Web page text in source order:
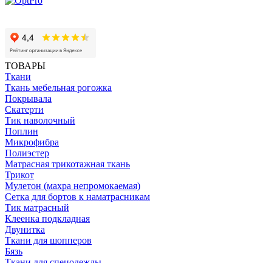
ТОВАРЫ
Ткани
Ткань мебельная рогожка
Покрывала
Скатерти
Тик наволочный
Поплин
Микрофибра
Полиэстер
Матрасная трикотажная ткань
Трикот
Мулетон (махра непромокаемая)
Сетка для бортов к наматрасникам
Тик матрасный
Клеенка подкладная
Двунитка
Ткани для шопперов
Бязь